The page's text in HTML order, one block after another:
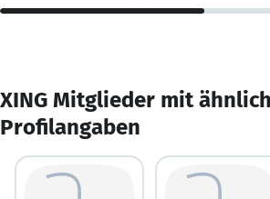
XING Mitglieder mit
Profilangaben